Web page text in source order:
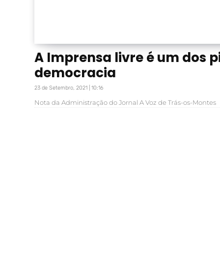
A Imprensa livre é um dos
democracia
23 de Setembro, 2021 | 10:16
Nota da Administração do Jornal A Voz de Trás-os-Montes